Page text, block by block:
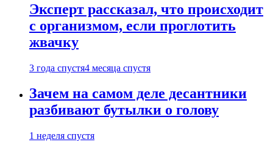
Эксперт рассказал, что происходит
с организмом, если проглотить
жвачку
3 года спустя4 месяца спустя
Зачем на самом деле десантники
разбивают бутылки о голову
1 неделя спустя